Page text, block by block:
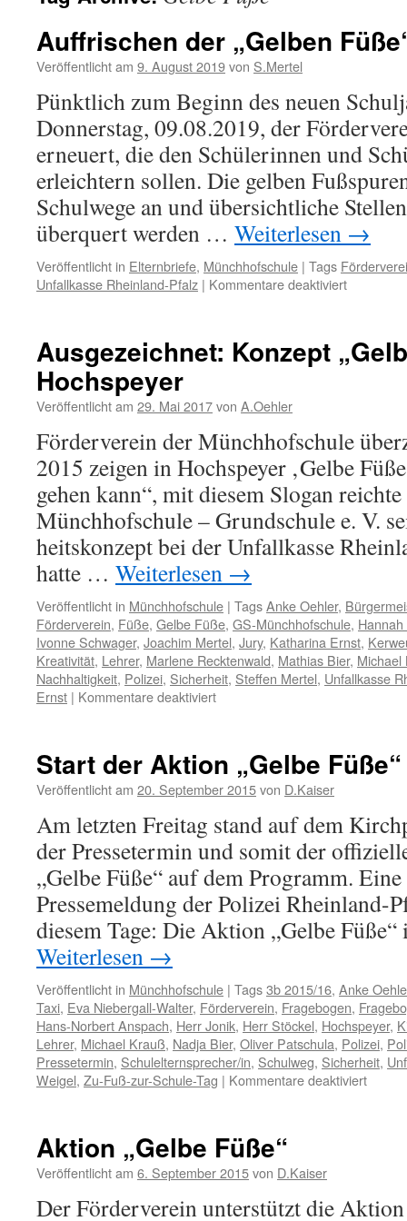
Auffrischen der „Gelben
Veröffentlicht am 9. August 2019von S.Mertel
Pünktlich zum Beginn des neuen
Donnerstag, 09.08.2019, der
erneuert, die den Schülerinnen und
erleichtern sollen. Die gelben
Schulwege an und übersichtliche
überquert werden … Weiterlesen →
Veröffentlicht in Elternbriefe, Münchhofschule | Tags
Unfallkasse Rheinland-Pfalz | Kommentare deaktiviertfür
Füße“
Ausgezeichnet: Konzept
Hochspeyer
Veröffentlicht am 29. Mai 2017von A.Oehler
Förderverein der Münchhofschule
2015 zeigen in Hochspeyer ‚Gelbe
gehen kann“, mit diesem Slogan
Münchhofschule – Grundschule e. V.
heitskonzept bei der Unfallkasse
hatte … Weiterlesen →
Veröffentlicht in Münchhofschule | TagsAnke Oehler,
Förderverein, Füße, Gelbe Füße, GS-Münchhofschule,
Ivonne Schwager, Joachim Mertel, Jury, Katharina Ernst,
Kreativität, Lehrer, Marlene Recktenwald, Mathias Bier, Michael
Nachhaltigkeit, Polizei, Sicherheit, Steffen Mertel, Unfallkasse
Ernst | Kommentare deaktiviertfür
Füße“
in
Start der Aktion „Gelbe Füße“
Veröffentlicht am 20. September 2015von D.Kaiser
Am letzten Freitag stand auf dem
der Pressetermin und somit der
„Gelbe Füße“ auf dem Programm.
Pressemeldung der Polizei Rheinland-
diesem Tage: Die Aktion „Gelbe
Weiterlesen →
Veröffentlicht in Münchhofschule | Tags3b 2015/16, Anke
Taxi, Eva Niebergall-Walter, Förderverein, Fragebogen,
Hans-Norbert Anspach, Herr Jonik, Herr Stöckel, Hochspeyer,
Lehrer, Michael Krauß, Nadja Bier, Oliver Patschula, Polizei,
Pressetermin, Schulelternsprecher/in, Schulweg, Sicherheit,
Weigel, Zu-Fuß-zur-Schule-Tag | Kommentare deaktiviertfür
Aktion „Gelbe Füße“
Veröffentlicht am 6. September 2015von D.Kaiser
Der Förderverein unterstützt die Aktion